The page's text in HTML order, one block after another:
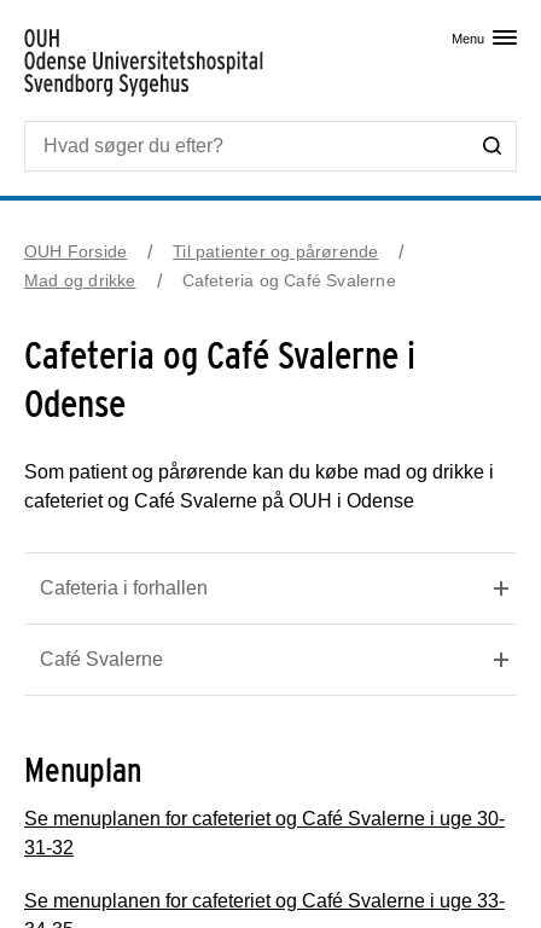
Menu
OUH Forside
Til patienter og pårørende
Mad og drikke
Cafeteria og Café Svalerne
Cafeteria og Café Svalerne i
Odense
Som patient og pårørende kan du købe mad og drikke i
cafeteriet og Café Svalerne på OUH i Odense
Cafeteria i forhallen
Café Svalerne
Menuplan
Se menuplanen for cafeteriet og Café Svalerne i uge 30-
31-32
Se menuplanen for cafeteriet og Café Svalerne i uge 33-